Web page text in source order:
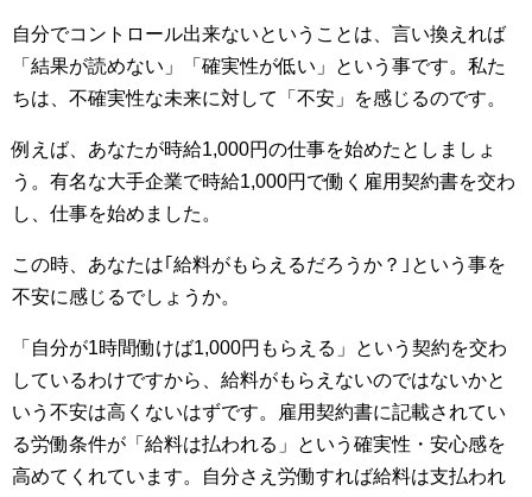
自分でコントロール出来ないということは、言い換えれば
「結果が読めない」「確実性が低い」という事です。私た
ちは、不確実性な未来に対して「不安」を感じるのです。
例えば、あなたが時給1,000円の仕事を始めたとしましょ
う。有名な大手企業で時給1,000円で働く雇用契約書を交わ
し、仕事を始めました。
この時、あなたは｢給料がもらえるだろうか？｣という事を
不安に感じるでしょうか。
「自分が1時間働けば1,000円もらえる」という契約を交わ
しているわけですから、給料がもらえないのではないかと
いう不安は高くないはずです。雇用契約書に記載されてい
る労働条件が「給料は払われる」という確実性・安心感を
高めてくれています。自分さえ労働すれば給料は支払われ